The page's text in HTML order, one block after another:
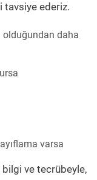
tavsiye ederiz.
olduğundan daha
varsa
bilgi ve tecrübeyle,